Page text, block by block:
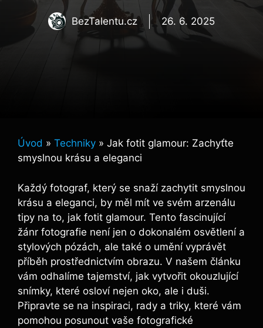
BezTalentu.cz 26. 6. 2025
Úvod » Techniky » Jak fotit glamour: Zachyťte
smyslnou krásu a eleganci
Každý fotograf, který se snaží zachytit smyslnou
krásu a eleganci, by měl mít ve svém arzenálu
tipy na to, jak fotit glamour. Tento fascinující
žánr fotografie není jen o dokonalém osvětlení a
stylových pózách, ale také o umění vyprávět
příběh prostřednictvím obrazu. V našem článku
vám odhalíme tajemství, jak vytvořit okouzlující
snímky, které osloví nejen oko, ale i duši.
Připravte se na inspiraci, rady a triky, které vám
pomohou posunout vaše fotografické